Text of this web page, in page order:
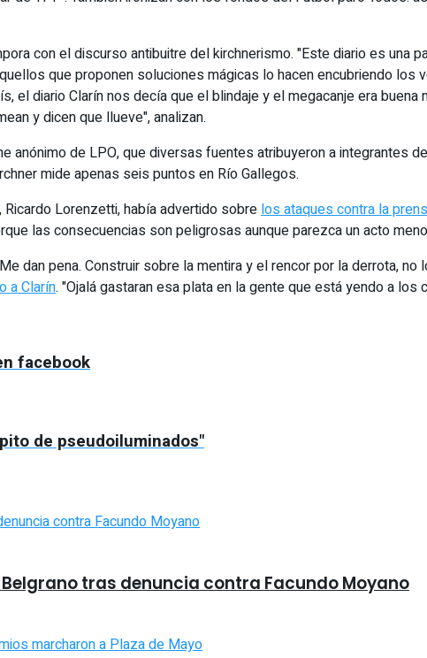
con el discurso antibuitre del kirchnerismo. "Este diario es
que proponen soluciones mágicas lo hacen encubriendo
el diario Clarín nos decía que el blindaje y el megacanje era
y dicen que llueve", analizan.
anónimo de LPO, que diversas fuentes atribuyeron a integrantes
mide apenas seis puntos en Río Gallegos.
Lorenzetti, había advertido sobrelos ataques contra la
las consecuencias son peligrosas aunque parezca un acto
dan pena. Construir sobre la mentira y el rencor por la derrota,
a Clarín. "Ojalá gastaran esa plata en la gente que está yendo a los
facebook
de pseudoiluminados"
tras denuncia contra Facundo Moyano